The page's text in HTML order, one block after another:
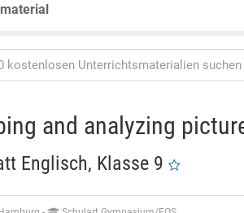
and analyzing
Englisch, Klasse 9